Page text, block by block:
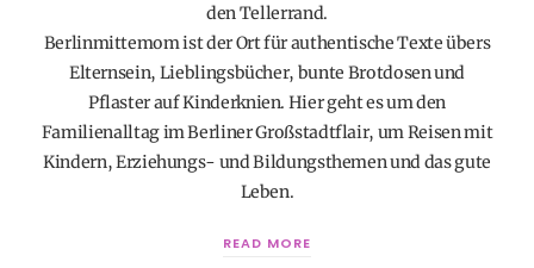
den Tellerrand.
Berlinmittemom ist der Ort für authentische Texte übers
Elternsein, Lieblingsbücher, bunte Brotdosen und
Pflaster auf Kinderknien. Hier geht es um den
Familienalltag im Berliner Großstadtflair, um Reisen mit
Kindern, Erziehungs- und Bildungsthemen und das gute
Leben.
READ MORE